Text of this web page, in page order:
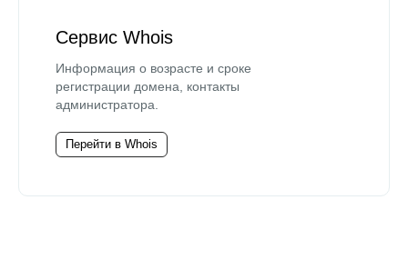
Сервис Whois
Информация о возрасте и сроке
регистрации домена, контакты
администратора.
Перейти в Whois